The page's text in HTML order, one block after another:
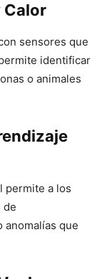
Calor
sensores que
identificar
o animales
permite a los
de
que